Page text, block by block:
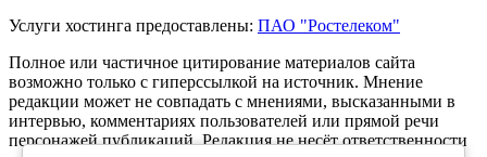
Услуги хостинга предоставлены: ПАО "Ростелеком"
Полное или частичное цитирование материалов сайта
возможно только с гиперссылкой на источник. Мнение
редакции может не совпадать с мнениями, высказанными в
интервью, комментариях пользователей или прямой речи
персонажей публикаций. Редакция не несёт ответственности